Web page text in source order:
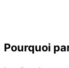
Pourquoi